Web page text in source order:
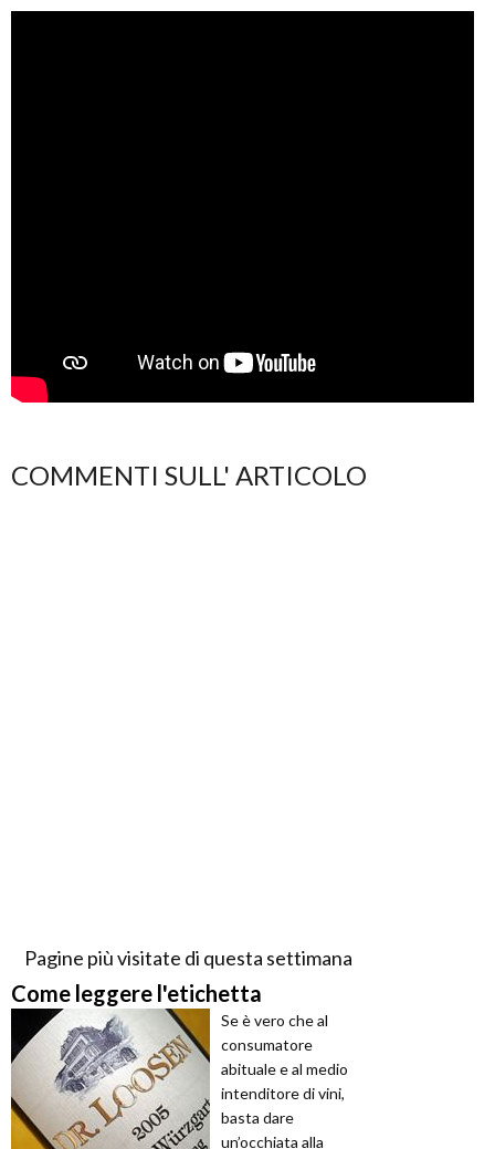
COMMENTI SULL' ARTICOLO
Pagine più visitate di questa settimana
Come leggere l'etichetta
Se è vero che al
consumatore
abituale e al medio
intenditore di vini,
basta dare
un’occhiata alla